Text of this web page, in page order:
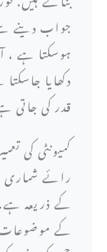
جواب دینے
ہوسکتا ہے
دکھایا
قدر کی جاتی
کمیونٹی کی
رائے
کے ذریعہ
کے